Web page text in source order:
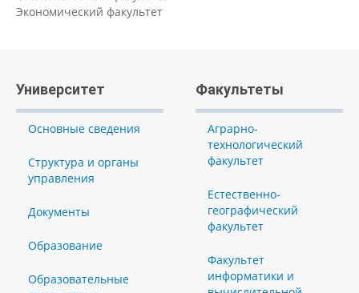
Экономический факультет
Университет
Основные сведения
Структура и органы
управления
Документы
Образование
Образовательные
Факультеты
Аграрно-
технологический
факультет
Естественно-
географический
факультет
Факультет
информатики и